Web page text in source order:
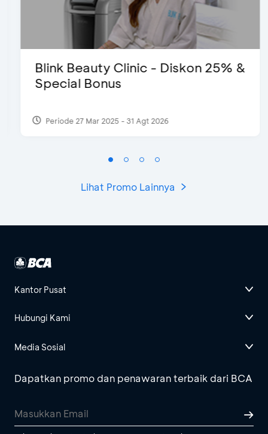
Blink Beauty Clinic - Diskon 25% &
Special Bonus
Periode 27 Mar 2025 - 31 Agt 2026
Lihat Promo Lainnya
Kantor Pusat
Hubungi Kami
Media Sosial
Dapatkan promo dan penawaran terbaik dari BCA